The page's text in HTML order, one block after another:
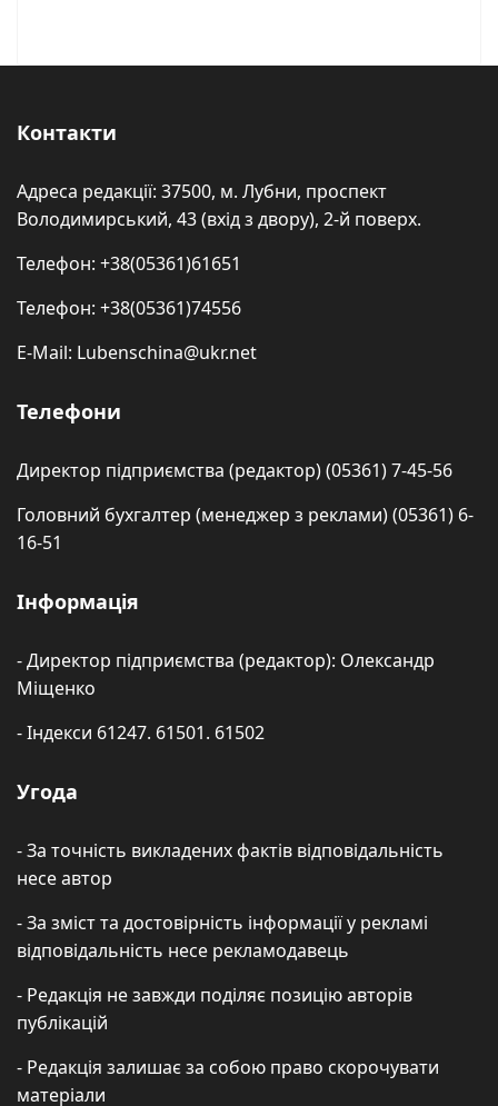
Контакти
Адреса редакції: 37500, м. Лубни, проспект
Володимирський, 43 (вхід з двору), 2-й поверх.
Телефон: +38(05361)61651
Телефон: +38(05361)74556
E-Mail: Lubenschina@ukr.net
Телефони
Директор підприємства (редактор) (05361) 7-45-56
Головний бухгалтер (менеджер з реклами) (05361) 6-
16-51
Інформація
- Директор підприємства (редактор): Олександр
Міщенко
- Індекси 61247. 61501. 61502
Угода
- За точність викладених фактів відповідальність
несе автор
- За зміст та достовірність інформації у рекламі
відповідальність несе рекламодавець
- Редакція не завжди поділяє позицію авторів
публікацій
- Редакція залишає за собою право скорочувати
матеріали